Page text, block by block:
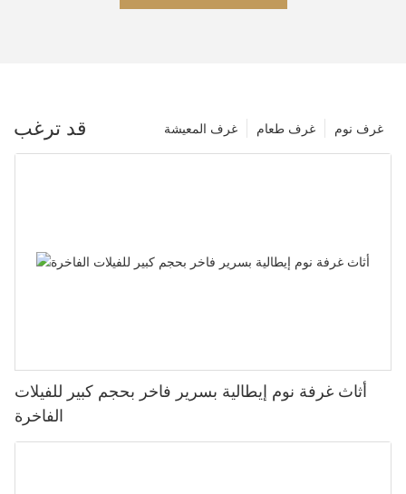
قد ترغب غرف نوم غرف طعام غرف المعيشة
أثاث غرفة نوم إيطالية بسرير فاخر بحجم كبير للفيلات
الفاخرة